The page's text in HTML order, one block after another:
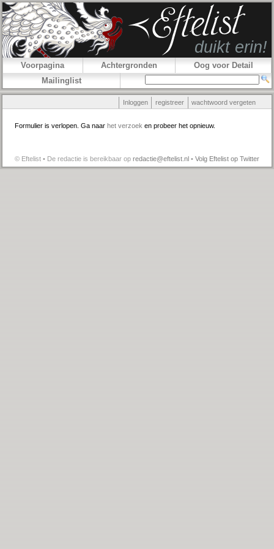
Voorpagina Achtergronden
Oog voor Detail
Mailinglist
Inloggen registreer wachtwoord vergeten
Formulier is verlopen. Ga naar het verzoek en probeer het opnieuw.
© Eftelist • De redactie is bereikbaar op redactie@eftelist.nl • Volg Eftelist op Twitter